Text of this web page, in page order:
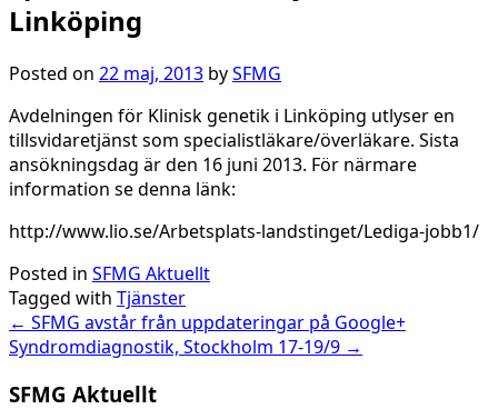
Linköping
Posted on 22 maj, 2013 bySFMG
Avdelningen för Klinisk genetik i Linköping utlyser en
tillsvidaretjänst som specialistläkare/överläkare. Sista
ansökningsdag är den 16 juni 2013. För närmare
information se denna länk:
http://www.lio.se/Arbetsplats-landstinget/Lediga-jobb1/
Posted in SFMG Aktuellt
Tagged with Tjänster
Post
navigation
← SFMG avstår från uppdateringar på Google+
Syndromdiagnostik, Stockholm 17-19/9 →
SFMG Aktuellt